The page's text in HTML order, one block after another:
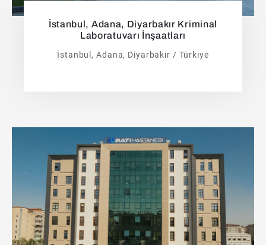
İstanbul, Adana, Diyarbakır Kriminal
Laboratuvarı İnşaatları
İstanbul, Adana, Diyarbakır / Türkiye